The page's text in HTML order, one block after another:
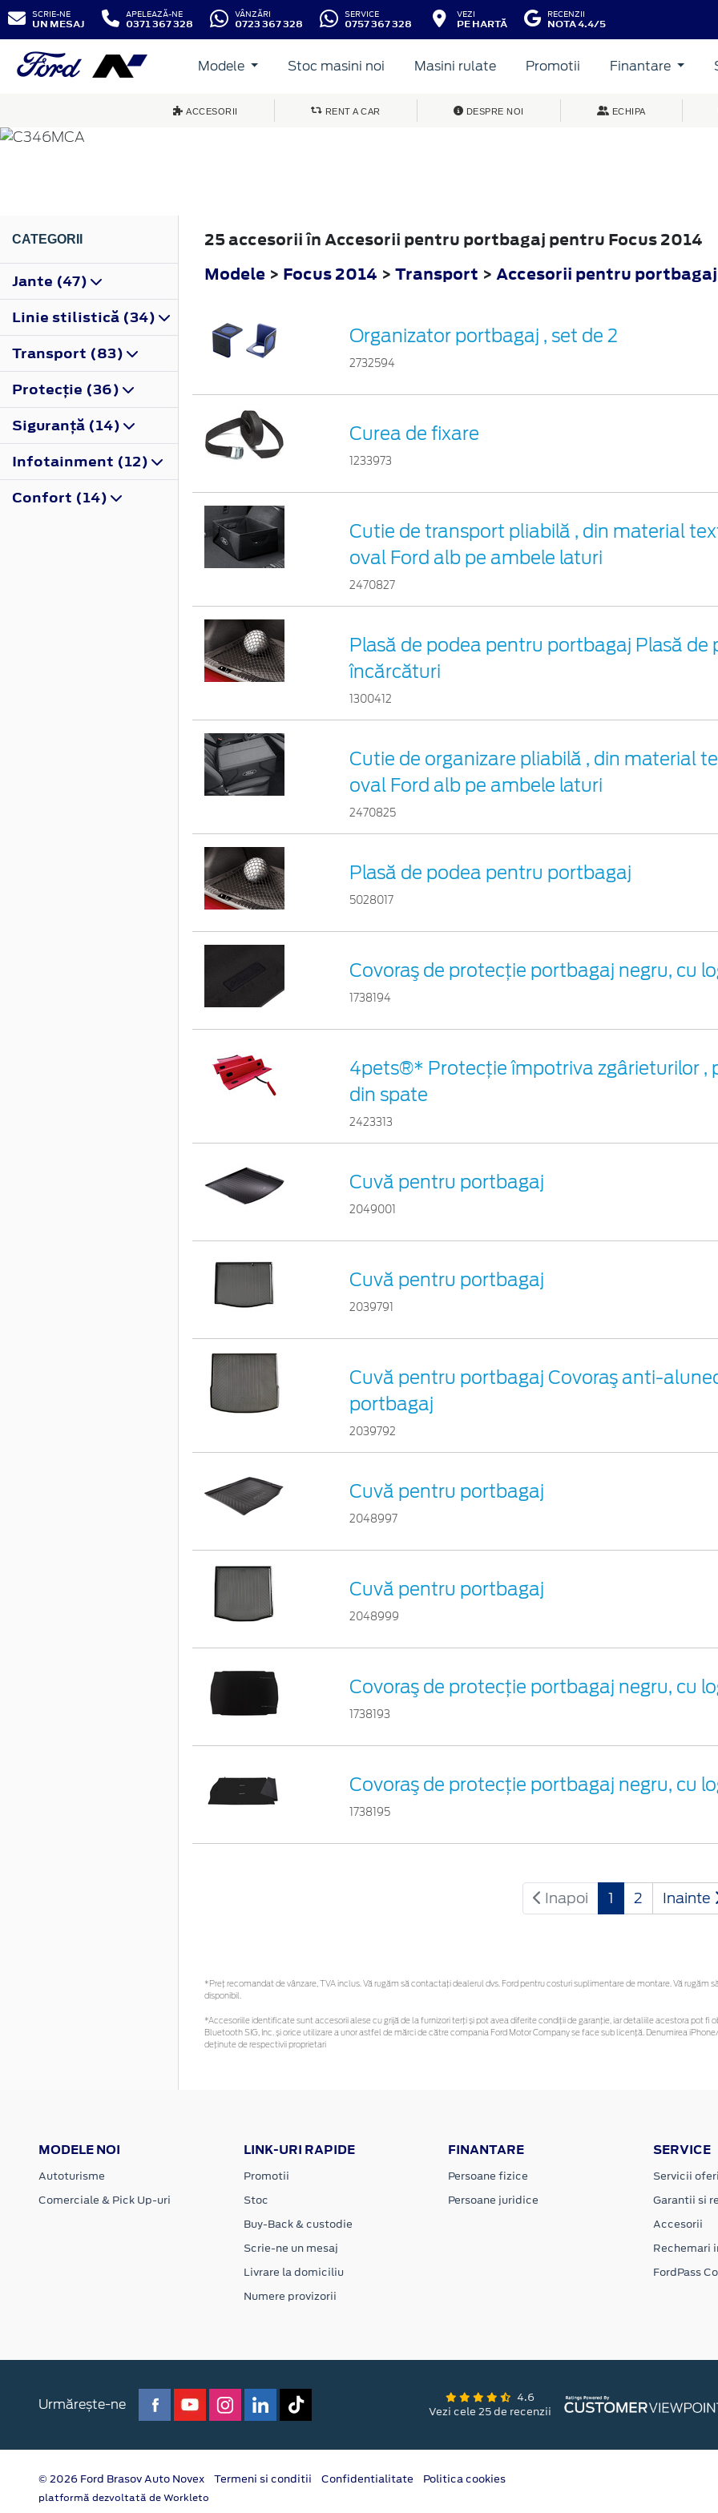
SCRIE-NE
UN MESAJ
APELEAZĂ-NE
0371 367 328
VÂNZĂRI
0723 367 328
SERVICE
0757 367 328
VEZI
PE HARTĂ
RECENZII
NOTA 4.4/5
Modele Stoc masini noi Masini rulate Promotii Finantare
ACCESORII RENT A CAR DESPRE NOI ECHIPA
CATEGORII
Jante (47)
Linie stilistică (34)
Transport (83)
Protecţie (36)
Siguranţă (14)
Infotainment (12)
Confort (14)
25 accesorii în Accesorii pentru portbagaj pentru Focus 2014
Modele > Focus 2014 > Transport > Accesorii pentru portbagaj
Organizator portbagaj , set de 2
2732594
Curea de fixare
1233973
Cutie de transport pliabilă , din material
oval Ford alb pe ambele laturi
2470827
Plasă de podea pentru portbagaj Plasă de
încărcături
1300412
Cutie de organizare pliabilă , din material
oval Ford alb pe ambele laturi
2470825
Plasă de podea pentru portbagaj
5028017
Covoraş de protecţie portbagaj negru, cu
1738194
4pets®* Protecție împotriva zgârieturilor ,
din spate
2423313
Cuvă pentru portbagaj
2049001
Cuvă pentru portbagaj
2039791
Cuvă pentru portbagaj Covoraş anti-
portbagaj
2039792
Cuvă pentru portbagaj
2048997
Cuvă pentru portbagaj
2048999
Covoraş de protecţie portbagaj negru, cu
1738193
Covoraş de protecţie portbagaj negru, cu
1738195
Inapoi 1 2 Inainte
*Preţ recomandat de vânzare, TVA inclus. Vă rugăm să contactaţi dealerul dvs. Ford pentru costuri suplimentare de montare. Vă
disponibil.
*Accesoriile identificate sunt accesorii alese cu grijă de la furnizori terți și pot avea diferite condiții de garanție, iar detaliile acestora pot
Bluetooth SIG, Inc. și orice utilizare a unor astfel de mărci de către compania Ford Motor Company se face sub licență. Denumirea
deținute de respectivii proprietari
MODELE NOI
Autoturisme
Comerciale & Pick Up-uri
LINK-URI RAPIDE
Promotii
Stoc
Buy-Back & custodie
Scrie-ne un mesaj
Livrare la domiciliu
Numere provizorii
FINANTARE
Persoane fizice
Persoane juridice
SERVICE
Servicii
Garantii si
Accesorii
Rechemari
FordPass
Urmărește-ne
4.6
Vezi cele 25 de recenzii
© 2026 Ford Brasov Auto Novex Termeni si conditii Confidentialitate Politica cookies
platformă dezvoltată de Workleto